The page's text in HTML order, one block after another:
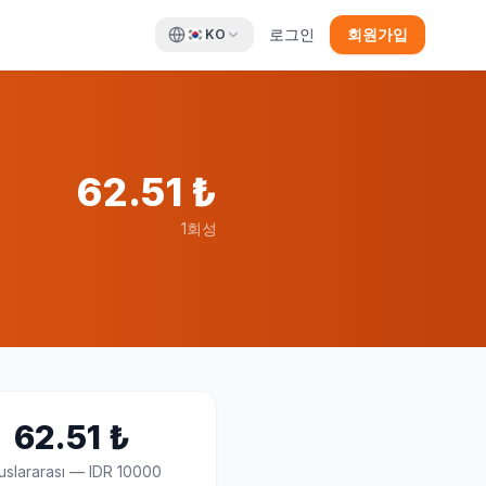
KO 로그인 회원가입
62.51 ₺
1회성
62.51 ₺
— IDR 10000